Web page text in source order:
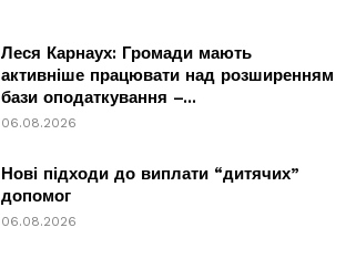
Леся Карнаух: Громади мають
активніше працювати над розширенням
бази оподаткування –...
06.08.2026
Нові підходи до виплати “дитячих”
допомог
06.08.2026